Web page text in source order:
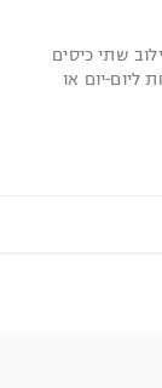
שתי כיסים
ליום-יום או